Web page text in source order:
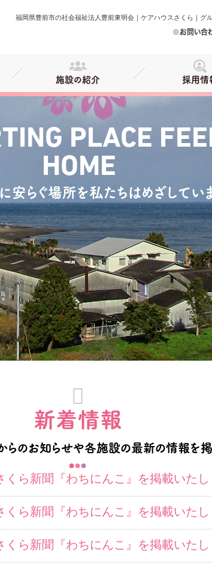
福岡県豊前市の社会福祉法人豊前東明会｜ケアハウスさくら｜グ
●お問い合
施設の紹介 採用情
PLACE
HOME
安らぐ場所を私たちはめざしてい

新着情報
のお知らせや各施設の最新の情報を掲
●●●
ら新聞『わちにんこ』を掲載いた
ら新聞『わちにんこ』を掲載いた
ら新聞『わちにんこ』を掲載いた